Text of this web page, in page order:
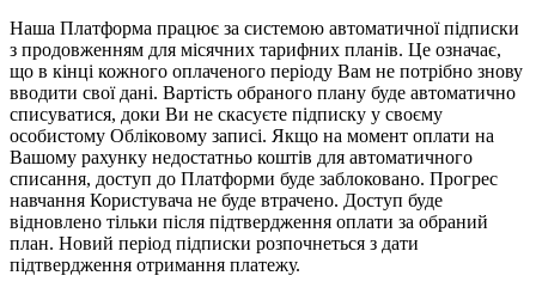
Наша Платформа працює за системою автоматичної підписки
з продовженням для місячних тарифних планів. Це означає,
що в кінці кожного оплаченого періоду Вам не потрібно знову
вводити свої дані. Вартість обраного плану буде автоматично
списуватися, доки Ви не скасуєте підписку у своєму
особистому Обліковому записі. Якщо на момент оплати на
Вашому рахунку недостатньо коштів для автоматичного
списання, доступ до Платформи буде заблоковано. Прогрес
навчання Користувача не буде втрачено. Доступ буде
відновлено тільки після підтвердження оплати за обраний
план. Новий період підписки розпочнеться з дати
підтвердження отримання платежу.